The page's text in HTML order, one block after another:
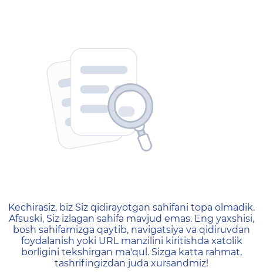
404 — Страница не
Kechirasiz, biz Siz qidirayotgan sahifani topa olmadik.
Afsuski, Siz izlagan sahifa mavjud emas. Eng yaxshisi,
bosh sahifamizga qaytib, navigatsiya va qidiruvdan
foydalanish yoki URL manzilini kiritishda xatolik
borligini tekshirgan ma'qul. Sizga katta rahmat,
tashrifingizdan juda xursandmiz!